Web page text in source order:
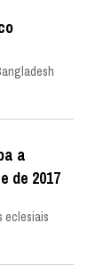
a
de 2017
eclesiais